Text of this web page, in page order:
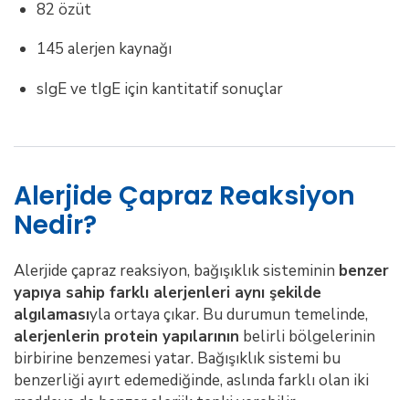
82 özüt
145 alerjen kaynağı
sIgE ve tIgE için kantitatif sonuçlar
Alerjide Çapraz Reaksiyon
Nedir?
Alerjide çapraz reaksiyon, bağışıklık sisteminin benzer
yapıya sahip farklı alerjenleri aynı şekilde
algılamasıyla ortaya çıkar. Bu durumun temelinde,
alerjenlerin protein yapılarının belirli bölgelerinin
birbirine benzemesi yatar. Bağışıklık sistemi bu
benzerliği ayırt edemediğinde, aslında farklı olan iki